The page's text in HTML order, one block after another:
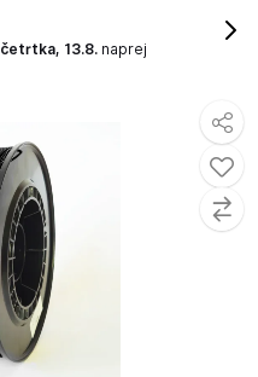
četrtka, 13.8. naprej